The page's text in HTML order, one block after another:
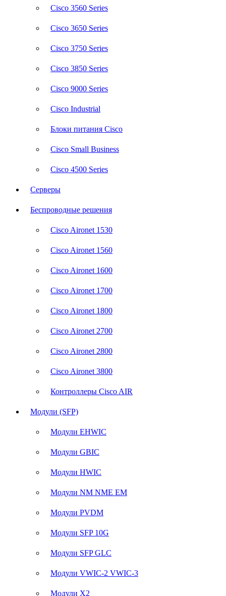
Cisco 3560 Series
Cisco 3650 Series
Cisco 3750 Series
Cisco 3850 Series
Cisco 9000 Series
Cisco Industrial
Блоки питания Cisco
Cisco Small Business
Cisco 4500 Series
Серверы
Беспроводные решения
Cisco Aironet 1530
Cisco Aironet 1560
Cisco Aironet 1600
Cisco Aironet 1700
Cisco Aironet 1800
Cisco Aironet 2700
Cisco Aironet 2800
Cisco Aironet 3800
Контроллеры Cisco AIR
Модули (SFP)
Модули EHWIC
Модули GBIC
Модули HWIC
Модули NM NME EM
Модули PVDM
Модули SFP 10G
Модули SFP GLC
Модули VWIC-2 VWIC-3
Модули X2